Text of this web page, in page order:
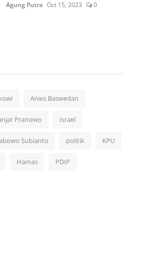
Agung Putra Oct 15, 2023 0
Anies Baswedan
Pranowo Israel
Subianto politik KPU
Hamas PDIP